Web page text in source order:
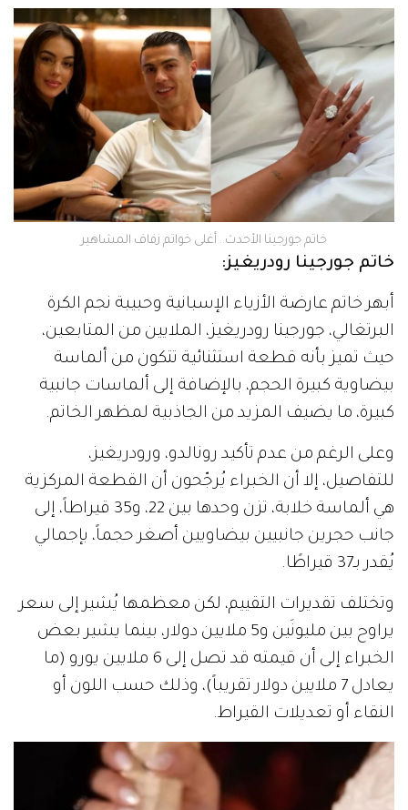
خاتم جورجينا الأحدث.. أغلى خواتم زفاف المشاهير
خاتم جورجينا رودريغيز:
أبهر خاتم عارضة الأزياء الإسبانية وحبيبة نجم الكرة
البرتغالي، جورجينا رودريغيز، الملايين من المتابعين،
حيث تميز بأنه قطعة استثنائية تتكون من ألماسة
بيضاوية كبيرة الحجم، بالإضافة إلى ألماسات جانبية
كبيرة، ما يضيف المزيد من الجاذبية لمظهر الخاتم.
وعلى الرغم من عدم تأكيد رونالدو، ورودريغيز،
للتفاصيل، إلا أن الخبراء يُرجّحون أن القطعة المركزية
هي ألماسة خلابة، تزن وحدها بين 22، و35 قيراطاً، إلى
جانب حجرين جانبيين بيضاويين أصغر حجماً، بإجمالي
يُقدر بـ37 قيراطًا.
وتختلف تقديرات التقييم، لكن معظمها يُشير إلى سعر
يراوح بين مليونَين و5 ملايين دولار، بينما يشير بعض
الخبراء إلى أن قيمته قد تصل إلى 6 ملايين يورو (ما
يعادل 7 ملايين دولار تقريباً)، وذلك حسب اللون أو
النقاء أو تعديلات القيراط.